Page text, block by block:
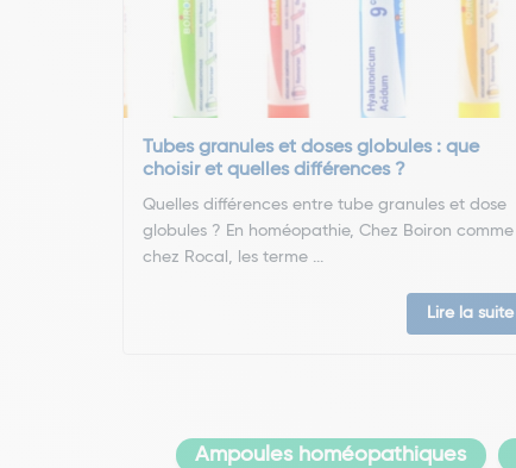
Tubes granules et doses globules : que
choisir et quelles différences ?
Quelles différences entre tube granules et dose
globules ? En homéopathie, Chez Boiron comme
chez Rocal, les terme ...
Lire la suite
Ampoules homéopathiques